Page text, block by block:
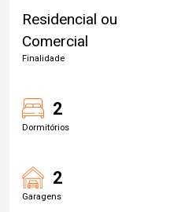
Residencial ou
Comercial
Finalidade
2
Dormitórios
2
Garagens